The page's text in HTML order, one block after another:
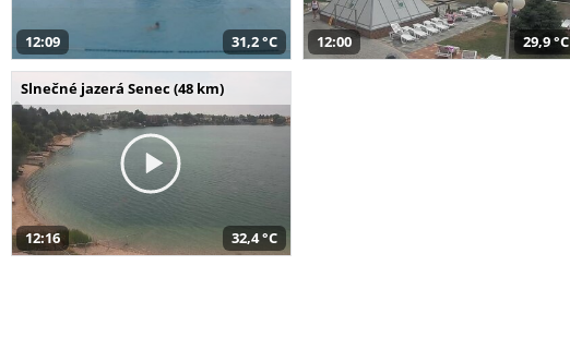
12:09 31,2 °C 12:00 29,9 °C
Slnečné jazerá Senec (48 km)
12:16 32,4 °C